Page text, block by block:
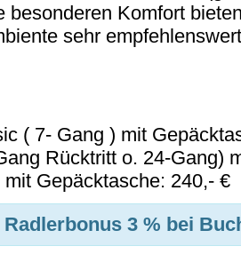
besonderen Komfort
sehr
( 7- Gang ) mit
Rücktritt o. 24-Gang)
Gepäcktasche: 240,- €
Radlerbonus 3 % bei